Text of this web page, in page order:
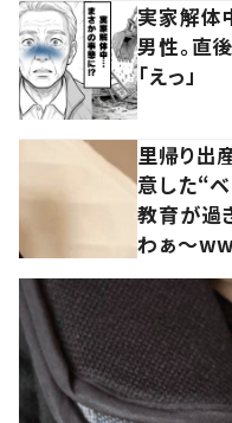
実家解体
男性。直
「えっ」
里帰り出
意した“
教育が過
わぁ～ww